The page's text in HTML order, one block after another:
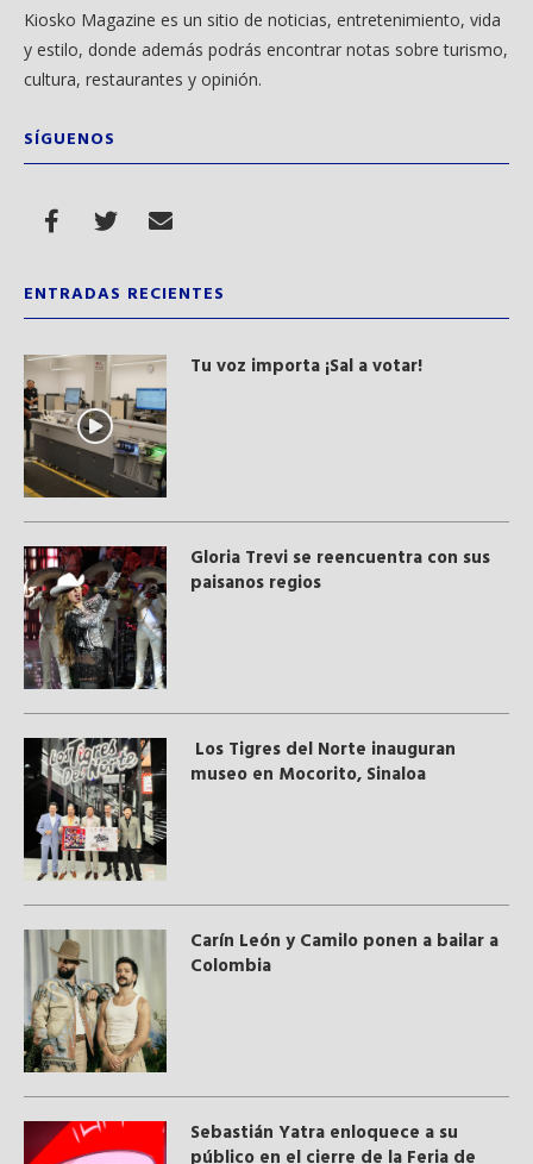
Kiosko Magazine es un sitio de noticias, entretenimiento, vida
y estilo, donde además podrás encontrar notas sobre turismo,
cultura, restaurantes y opinión.
SÍGUENOS
ENTRADAS RECIENTES
Tu voz importa ¡Sal a votar!
Gloria Trevi se reencuentra con sus
paisanos regios
Los Tigres del Norte inauguran
museo en Mocorito, Sinaloa
Carín León y Camilo ponen a bailar a
Colombia
Sebastián Yatra enloquece a su